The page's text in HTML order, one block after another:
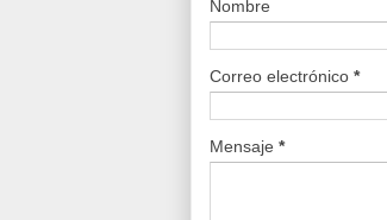
Nombre
Correo electrónico *
Mensaje *